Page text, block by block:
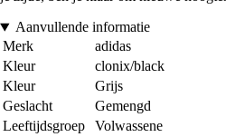
Aanvullende informatie
Merk
adidas
Kleur
clonix/black
Kleur
Grijs
Geslacht
Gemengd
Leeftijdsgroep
Volwassene